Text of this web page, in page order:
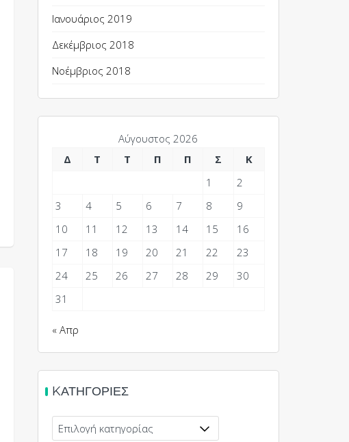
Ιανουάριος 2019
Δεκέμβριος 2018
Νοέμβριος 2018
Αύγουστος 2026
Δ
Τ Τ Π Π Σ
Κ
1
2
3
4 5 6 7 8
9
10
11 12 13 14 15
16
17
18 19 20 21 22
23
24
25 26 27 28 29
30
31
« Απρ
KΑΤΗΓΟΡΊΕΣ
Kατηγορίες